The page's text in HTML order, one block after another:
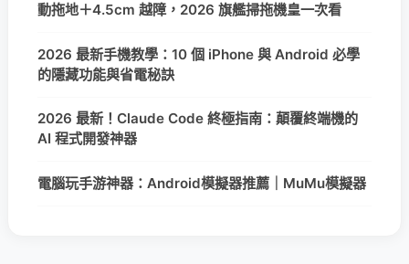
動拖地＋4.5cm 越障，2026 旗艦掃拖機皇一次看
2026 最新手機教學：10 個 iPhone 與 Android 必學
的隱藏功能與省電秘訣
2026 最新！Claude Code 終極指南：顛覆終端機的
AI 程式開發神器
電腦玩手游神器：Android模擬器推薦｜MuMu模擬器